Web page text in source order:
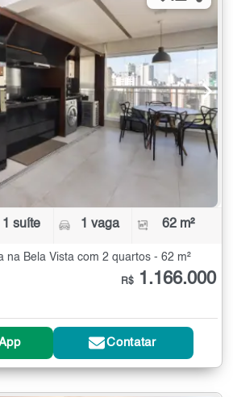
1 suíte 1 vaga 62 m²
na Bela Vista com 2 quartos - 62 m²
R$ 1.166.000
Contatar